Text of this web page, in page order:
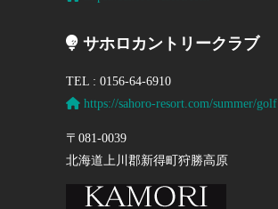
サホロカントリークラブ
TEL : 0156-64-6910
https://sahoro-resort.com/summer/golf
〒081-0039
北海道上川郡新得町狩勝高原